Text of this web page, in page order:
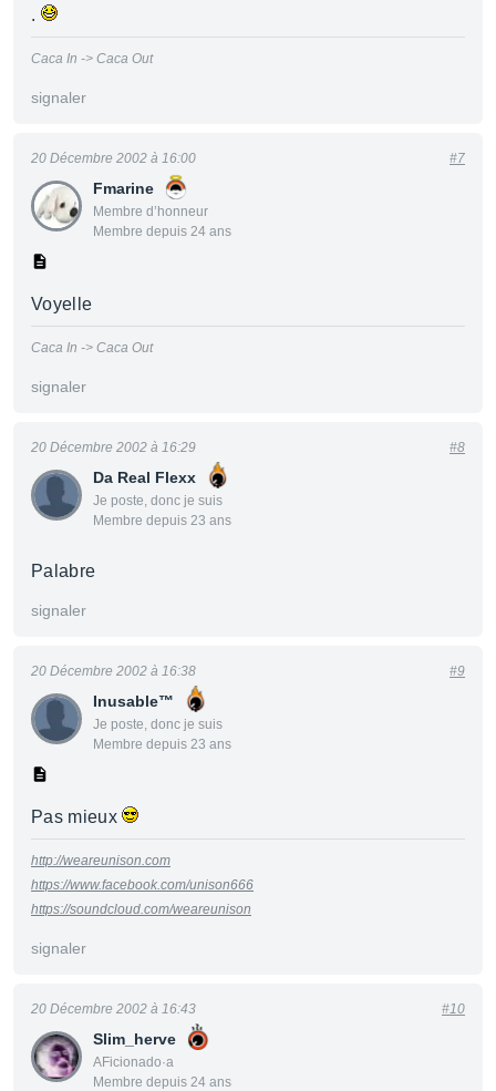
.
Caca In -> Caca Out
signaler
Fmarine
Membre d’honneur
Membre depuis 24 ans
20 Décembre 2002 à 16:00 #7
Voyelle
Caca In -> Caca Out
signaler
Da Real Flexx
Je poste, donc je suis
Membre depuis 23 ans
20 Décembre 2002 à 16:29 #8
Palabre
signaler
Inusable™
Je poste, donc je suis
Membre depuis 23 ans
20 Décembre 2002 à 16:38 #9
Pas mieux
http://weareunison.com
https://www.facebook.com/unison666
https://soundcloud.com/weareunison
signaler
Slim_herve
AFicionado·a
Membre depuis 24 ans
20 Décembre 2002 à 16:43 #10